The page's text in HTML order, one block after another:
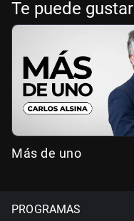
Te puede gustar
Más de uno
PROGRAMAS